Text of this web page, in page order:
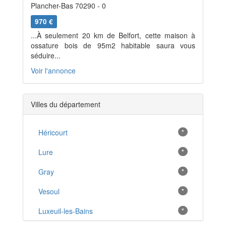
Plancher-Bas 70290 - 0
970 €
...À seulement 20 km de Belfort, cette maison à
ossature bois de 95m2 habitable saura vous
séduire...
Voir l'annonce
Villes du département
Héricourt *
Lure *
Gray *
Vesoul *
Luxeuil-les-Bains *